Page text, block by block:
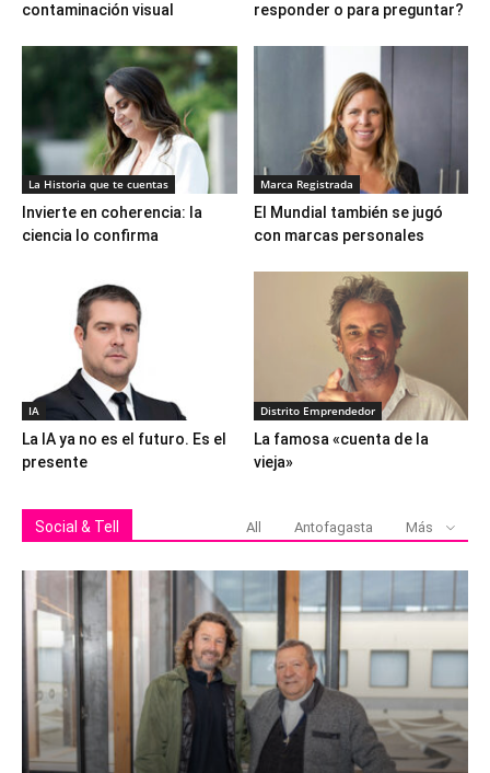
contaminación visual
responder o para preguntar?
La Historia que te cuentas
Invierte en coherencia: la
ciencia lo confirma
Marca Registrada
El Mundial también se jugó
con marcas personales
IA
La IA ya no es el futuro. Es el
presente
Distrito Emprendedor
La famosa «cuenta de la
vieja»
Social & Tell All Antofagasta Más